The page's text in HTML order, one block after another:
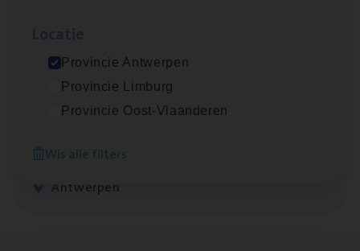
Provincie Antwerpen
Provincie Limburg
Provincie Oost-Vlaanderen
Wis alle filters
Antwerpen
Claims Management
Antwerpen